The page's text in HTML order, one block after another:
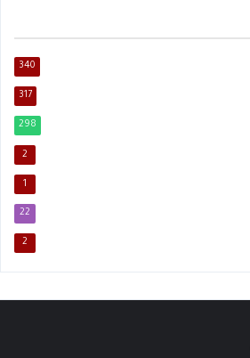
340
317
298
2
1
22
2